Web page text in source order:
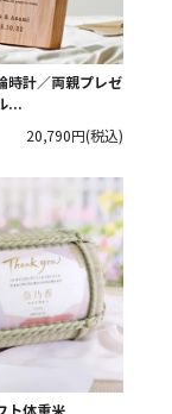
時計／両親プレゼ
...
20,790円(税込)